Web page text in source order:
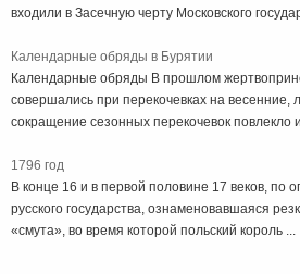
входили в Засечную черту Московского
Календарные обряды в Бурятии
Календарные обряды В прошлом
совершались при перекочевках на
сокращение сезонных перекочевок повлекло
1796 год
В конце 16 и в первой половине 17 веков, по
русского государства, ознаменовавшаяся
«смута», во время которой польский король ...